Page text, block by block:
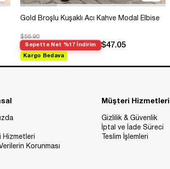
Gold Broşlu Kuşaklı Acı Kahve Modal Elbise
$56.90
Sepette Net %17 İndirim $47.05
Kargo Bedava
Hizmetleri
Korunması
Müşteri Hizmetleri
Gizlilik & Güvenlik
İptal ve İade Süreci
Teslim İşlemleri